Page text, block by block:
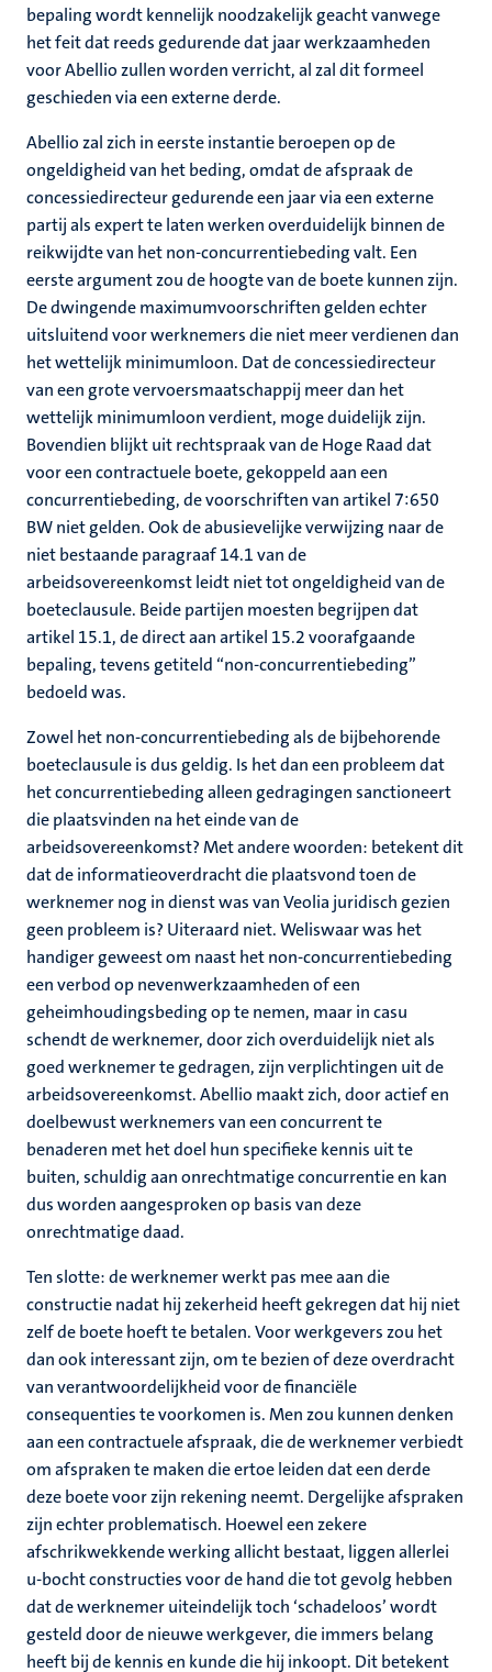
bepaling wordt kennelijk noodzakelijk geacht vanwege
het feit dat reeds gedurende dat jaar werkzaamheden
voor Abellio zullen worden verricht, al zal dit formeel
geschieden via een externe derde.
Abellio zal zich in eerste instantie beroepen op de
ongeldigheid van het beding, omdat de afspraak de
concessiedirecteur gedurende een jaar via een externe
partij als expert te laten werken overduidelijk binnen de
reikwijdte van het non-concurrentiebeding valt. Een
eerste argument zou de hoogte van de boete kunnen zijn.
De dwingende maximumvoorschriften gelden echter
uitsluitend voor werknemers die niet meer verdienen dan
het wettelijk minimumloon. Dat de concessiedirecteur
van een grote vervoersmaatschappij meer dan het
wettelijk minimumloon verdient, moge duidelijk zijn.
Bovendien blijkt uit rechtspraak van de Hoge Raad dat
voor een contractuele boete, gekoppeld aan een
concurrentiebeding, de voorschriften van artikel 7:650
BW niet gelden. Ook de abusievelijke verwijzing naar de
niet bestaande paragraaf 14.1 van de
arbeidsovereenkomst leidt niet tot ongeldigheid van de
boeteclausule. Beide partijen moesten begrijpen dat
artikel 15.1, de direct aan artikel 15.2 voorafgaande
bepaling, tevens getiteld “non-concurrentiebeding”
bedoeld was.
Zowel het non-concurrentiebeding als de bijbehorende
boeteclausule is dus geldig. Is het dan een probleem dat
het concurrentiebeding alleen gedragingen sanctioneert
die plaatsvinden na het einde van de
arbeidsovereenkomst? Met andere woorden: betekent dit
dat de informatieoverdracht die plaatsvond toen de
werknemer nog in dienst was van Veolia juridisch gezien
geen probleem is? Uiteraard niet. Weliswaar was het
handiger geweest om naast het non-concurrentiebeding
een verbod op nevenwerkzaamheden of een
geheimhoudingsbeding op te nemen, maar in casu
schendt de werknemer, door zich overduidelijk niet als
goed werknemer te gedragen, zijn verplichtingen uit de
arbeidsovereenkomst. Abellio maakt zich, door actief en
doelbewust werknemers van een concurrent te
benaderen met het doel hun specifieke kennis uit te
buiten, schuldig aan onrechtmatige concurrentie en kan
dus worden aangesproken op basis van deze
onrechtmatige daad.
Ten slotte: de werknemer werkt pas mee aan die
constructie nadat hij zekerheid heeft gekregen dat hij niet
zelf de boete hoeft te betalen. Voor werkgevers zou het
dan ook interessant zijn, om te bezien of deze overdracht
van verantwoordelijkheid voor de financiële
consequenties te voorkomen is. Men zou kunnen denken
aan een contractuele afspraak, die de werknemer verbiedt
om afspraken te maken die ertoe leiden dat een derde
deze boete voor zijn rekening neemt. Dergelijke afspraken
zijn echter problematisch. Hoewel een zekere
afschrikwekkende werking allicht bestaat, liggen allerlei
u-bocht constructies voor de hand die tot gevolg hebben
dat de werknemer uiteindelijk toch ‘schadeloos’ wordt
gesteld door de nieuwe werkgever, die immers belang
heeft bij de kennis en kunde die hij inkoopt. Dit betekent